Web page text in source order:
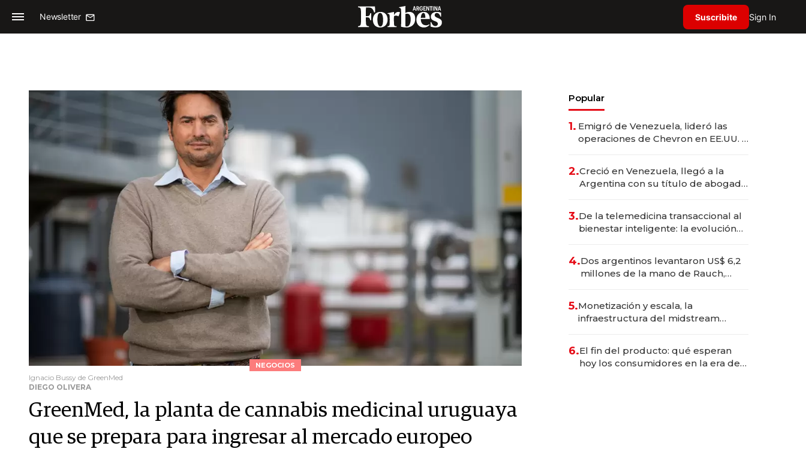
Newsletter Suscribite Sign In
NEGOCIOS
Ignacio Bussy de GreenMed
DIEGO OLIVERA
GreenMed, la planta de cannabis medicinal uruguaya
que se prepara para ingresar al mercado europeo
Popular
1. Emigró de Venezuela, lideró las
operaciones de Chevron en EE.UU. y
2.Creció en Venezuela, llegó a la
Argentina con su título de abogado
marcas "fast premium"
3.De la telemedicina transaccional al
bienestar inteligente: la evolución
4.Dos argentinos levantaron US$ 6,2
millones de la mano de Rauch,
5.Monetización y escala, la
infraestructura del midstream
6.El fin del producto: qué esperan
hoy los consumidores en la era de